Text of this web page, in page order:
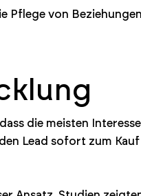
von
die meisten
Lead sofort zum